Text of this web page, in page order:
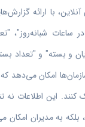
با ارائه
ساعات شبانه‌روز"،
و بسته" و "تعداد
امکان می‌دهد
کنند. این اطلاعات نه
بلکه به مدیران امکان